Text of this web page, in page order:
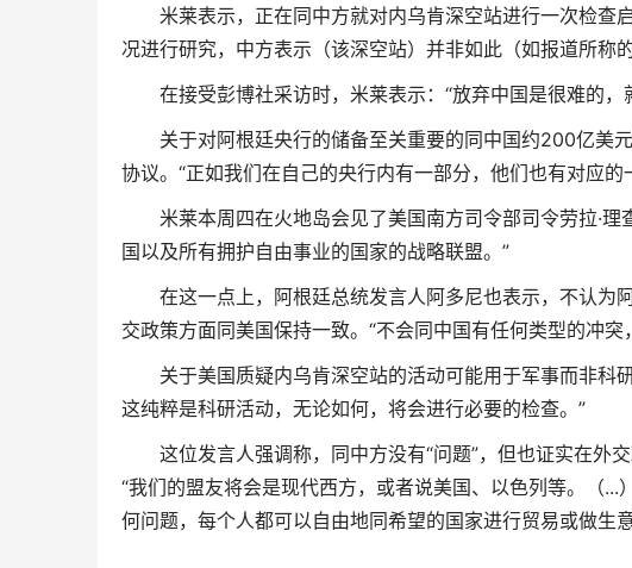
米莱表示，正在同中方就对内乌肯深空站进行一次检查
况进行研究，中方表示（该深空站）并非如此（如报道所称
在接受彭博社采访时，米莱表示：“放弃中国是很难的
关于对阿根廷央行的储备至关重要的同中国约200亿美
协议。“正如我们在自己的央行内有一部分，他们也有对应
米莱本周四在火地岛会见了美国南方司令部司令劳拉·
国以及所有拥护自由事业的国家的战略联盟。”
在这一点上，阿根廷总统发言人阿多尼也表示，不认为
交政策方面同美国保持一致。“不会同中国有任何类型的冲
关于美国质疑内乌肯深空站的活动可能用于军事而非科
这纯粹是科研活动，无论如何，将会进行必要的检查。”
这位发言人强调称，同中方没有“问题”，但也证实在外
“我们的盟友将会是现代西方，或者说美国、以色列等。（
何问题，每个人都可以自由地同希望的国家进行贸易或做生